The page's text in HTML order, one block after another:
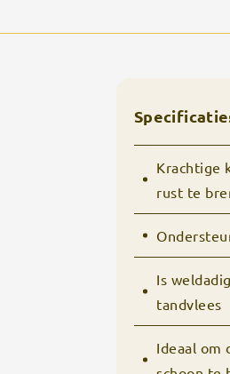
Krachtige
rust te
Is
tandvlees
Ideaal om